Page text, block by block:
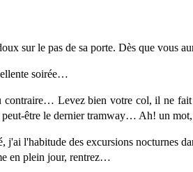
sur le pas de sa porte. Dès que vous
soirée…
Levez bien votre col, il ne fait
être le dernier tramway… Ah! un
l'habitude des excursions nocturnes
en plein jour, rentrez…